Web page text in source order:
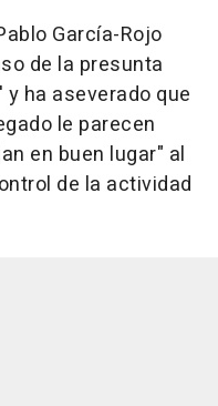
García-Rojo
de la presunta
ha aseverado que
le parecen
en buen lugar" al
de la actividad